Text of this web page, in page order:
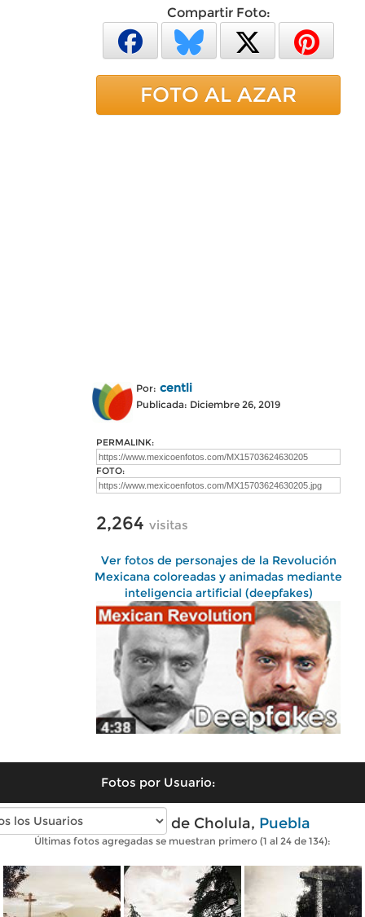
Compartir Foto:
FOTO AL AZAR
Por: centli
Publicada: Diciembre 26, 2019
PERMALINK:
FOTO:
2,264 visitas
Ver fotos de personajes de la Revolución
Mexicana coloreadas y animadas mediante
inteligencia artificial (deepfakes)
Fotos por Usuario:
Fotos antiguas de Cholula, Puebla
Últimas fotos agregadas se muestran primero (1 al 24 de 134):